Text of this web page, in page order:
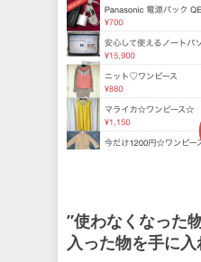
”使わなくなった
入った物を手に入